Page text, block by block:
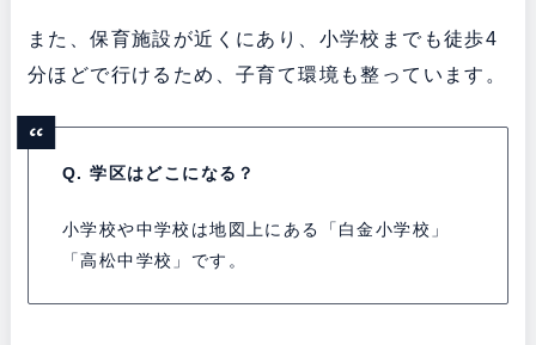
また、保育施設が近くにあり、小学校までも徒歩4
分ほどで行けるため、子育て環境も整っています。
Q. 学区はどこになる？
小学校や中学校は地図上にある「白金小学校」
「高松中学校」です。